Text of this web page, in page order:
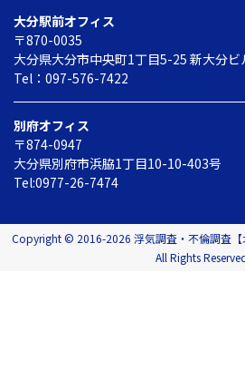
大分駅前オフィス
〒870-0035
大分県大分市中央町1丁目5-25 新大分ビ
Tel：097-576-7422
別府オフィス
〒874-0947
大分県別府市浜脇1丁目10-10-403号
Tel:0977-26-7474
Copyright © 2016-2026 浮気調査・不倫調査【
All Rights